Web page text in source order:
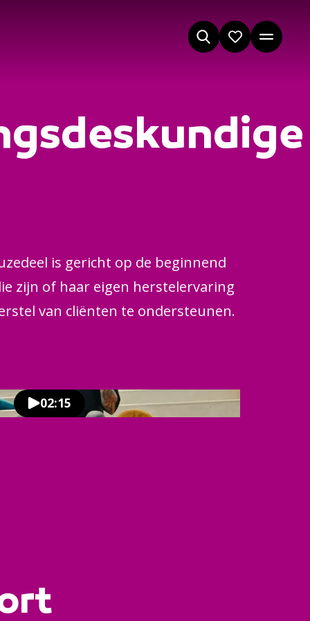
is gericht op de beginnend
zijn of haar eigen herstelervaring
van cliënten te ondersteunen.
02:15